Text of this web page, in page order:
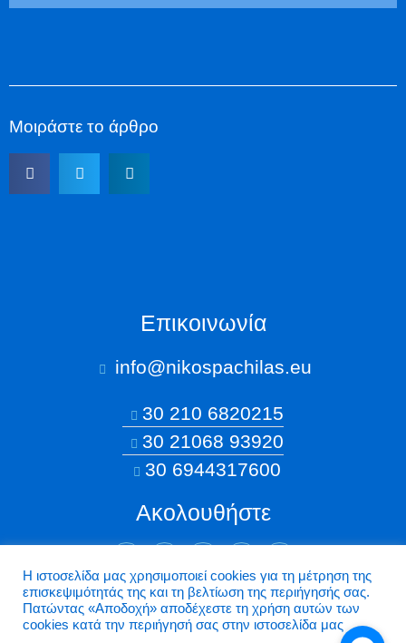
Μοιράστε το άρθρο
Επικοινωνία
info@nikospachilas.eu​
Ακολουθήστε
©2026 Nikospachilas.eu - Design by Dstream
30 210 6820215
30 21068 93920
30 6944317600
Η ιστοσελίδα μας χρησιμοποιεί cookies για τη μέτρηση της
επισκεψιμότητάς της και τη βελτίωση της περιήγησής σας.
Πατώντας «Aποδοχή» αποδέχεστε τη χρήση αυτών των
cookies κατά την περιήγησή σας στην ιστοσελίδα μας